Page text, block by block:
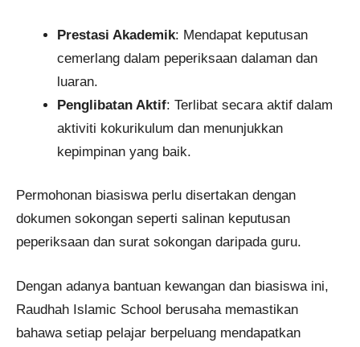
Prestasi Akademik: Mendapat keputusan
cemerlang dalam peperiksaan dalaman dan
luaran.
Penglibatan Aktif: Terlibat secara aktif dalam
aktiviti kokurikulum dan menunjukkan
kepimpinan yang baik.
Permohonan biasiswa perlu disertakan dengan
dokumen sokongan seperti salinan keputusan
peperiksaan dan surat sokongan daripada guru.
Dengan adanya bantuan kewangan dan biasiswa ini,
Raudhah Islamic School berusaha memastikan
bahawa setiap pelajar berpeluang mendapatkan